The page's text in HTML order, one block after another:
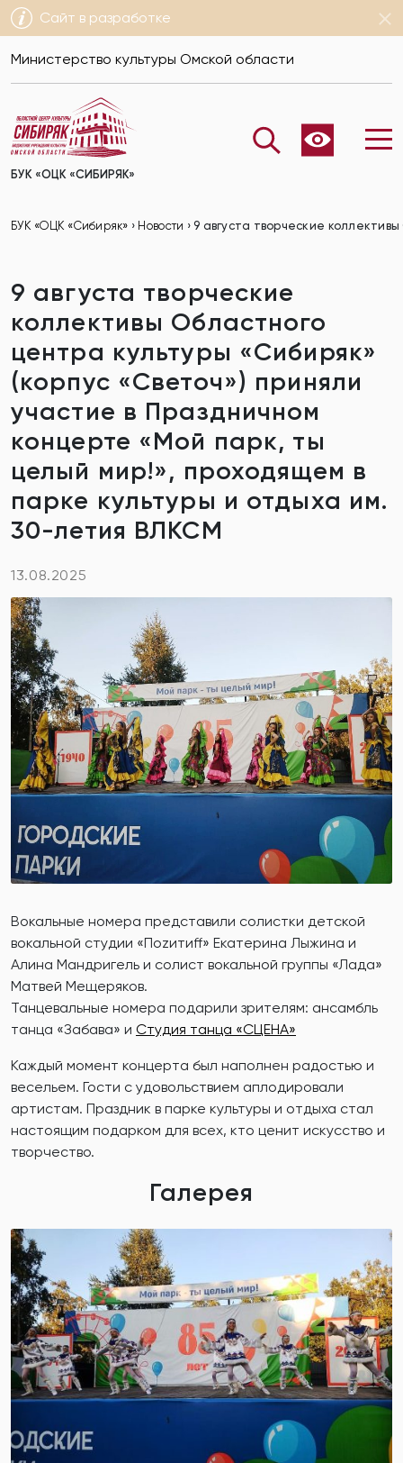
Сайт в разработке
Министерство культуры Омской области
БУК «ОЦК «СИБИРЯК»
БУК «ОЦК «Сибиряк» › Новости › 9 августа творческие
9 августа творческие
коллективы Областного
центра культуры «Сибиряк»
(корпус «Светоч») приняли
участие в Праздничном
концерте «Мой парк, ты
целый мир!», проходящем в
парке культуры и отдыха им.
30-летия ВЛКСМ
13.08.2025
Вокальные номера представили солистки детской
вокальной студии «Поzитиff» Екатерина Лыжина и
Алина Мандригель и солист вокальной группы «Лада»
Матвей Мещеряков.
Танцевальные номера подарили зрителям: ансамбль
танца «Забава» и Студия танца «СЦЕНА»
Каждый момент концерта был наполнен радостью и
весельем. Гости с удовольствием аплодировали
артистам. Праздник в парке культуры и отдыха стал
настоящим подарком для всех, кто ценит искусство и
творчество.
Галерея